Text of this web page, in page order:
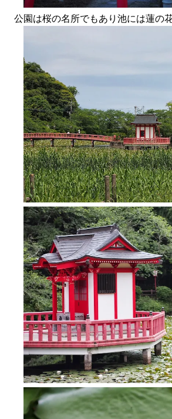
公園は桜の名所でもあり池には蓮の